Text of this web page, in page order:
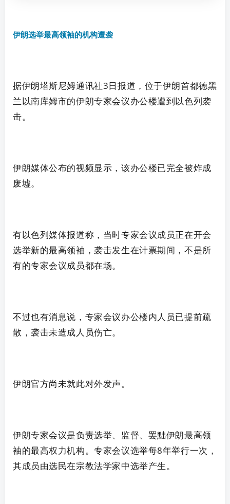
伊朗选举最高领袖的机构遭袭
据伊朗塔斯尼姆通讯社3日报道，位于伊朗首都德黑
兰以南库姆市的伊朗专家会议办公楼遭到以色列袭
击。
伊朗媒体公布的视频显示，该办公楼已完全被炸成
废墟。
有以色列媒体报道称，当时专家会议成员正在开会
选举新的最高领袖，袭击发生在计票期间，不是所
有的专家会议成员都在场。
不过也有消息说，专家会议办公楼内人员已提前疏
散，袭击未造成人员伤亡。
伊朗官方尚未就此对外发声。
伊朗专家会议是负责选举、监督、罢黜伊朗最高领
袖的最高权力机构。专家会议选举每8年举行一次，
其成员由选民在宗教法学家中选举产生。